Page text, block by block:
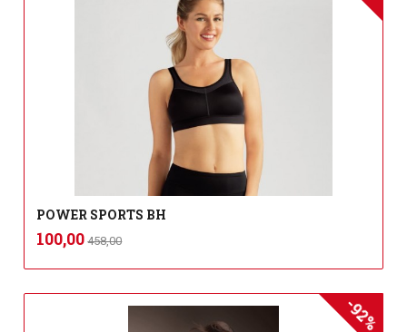
POWER SPORTS BH
Tilbud
100,00 458,00mva.
-92%